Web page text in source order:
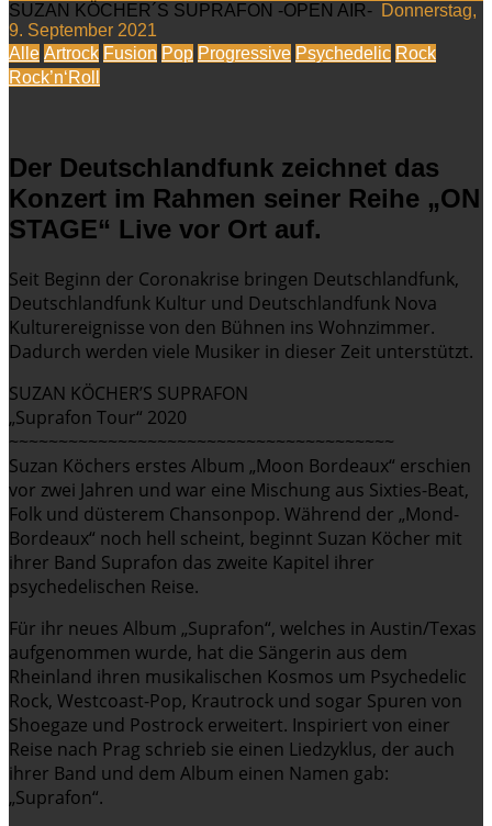
SUZAN KÖCHER´S SUPRAFON -OPEN AIR- Donnerstag,
9. September 2021
Alle Artrock Fusion Pop Progressive Psychedelic Rock
Rock’n‘Roll
Der Deutschlandfunk zeichnet das
Konzert im Rahmen seiner Reihe „ON
STAGE“ Live vor Ort auf.
Seit Beginn der Coronakrise bringen Deutschlandfunk,
Deutschlandfunk Kultur und Deutschlandfunk Nova
Kulturereignisse von den Bühnen ins Wohnzimmer.
Dadurch werden viele Musiker in dieser Zeit unterstützt.
SUZAN KÖCHER’S SUPRAFON
„Suprafon Tour“ 2020
~~~~~~~~~~~~~~~~~~~~~~~~~~~~~~~~~~~~~~~
Suzan Köchers erstes Album „Moon Bordeaux“ erschien
vor zwei Jahren und war eine Mischung aus Sixties-Beat,
Folk und düsterem Chansonpop. Während der „Mond-
Bordeaux“ noch hell scheint, beginnt Suzan Köcher mit
ihrer Band Suprafon das zweite Kapitel ihrer
psychedelischen Reise.
Für ihr neues Album „Suprafon“, welches in Austin/Texas
aufgenommen wurde, hat die Sängerin aus dem
Rheinland ihren musikalischen Kosmos um Psychedelic
Rock, Westcoast-Pop, Krautrock und sogar Spuren von
Shoegaze und Postrock erweitert. Inspiriert von einer
Reise nach Prag schrieb sie einen Liedzyklus, der auch
ihrer Band und dem Album einen Namen gab:
„Suprafon“.